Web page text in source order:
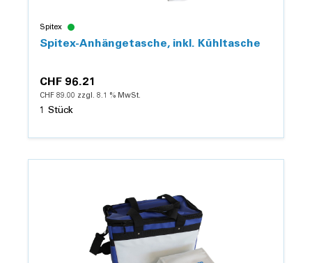
Spitex
Spitex-Anhängetasche, inkl. Kühltasche
CHF 96.21
CHF 89.00 zzgl. 8.1 % MwSt.
1 Stück